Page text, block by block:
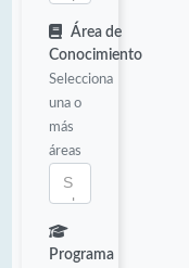
Área de
Conocimiento
Selecciona
una o
más
áreas
Programa